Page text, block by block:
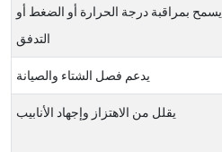
يسمح بمراقبة درجة الحرارة أو الضغط أو
التدفق
يدعم فصل الشتاء والصيانة
يقلل من الاهتزاز وإجهاد الأنابيب